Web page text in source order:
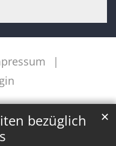
bezüglich
✕